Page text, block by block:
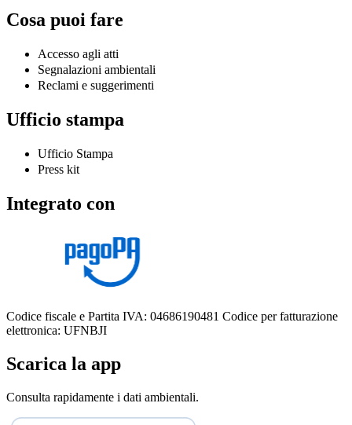
Cosa puoi fare
Accesso agli atti
Segnalazioni ambientali
Reclami e suggerimenti
Ufficio stampa
Ufficio Stampa
Press kit
Integrato con
Codice fiscale e Partita IVA: 04686190481 Codice per fatturazione
elettronica: UFNBJI
Scarica la app
Consulta rapidamente i dati ambientali.